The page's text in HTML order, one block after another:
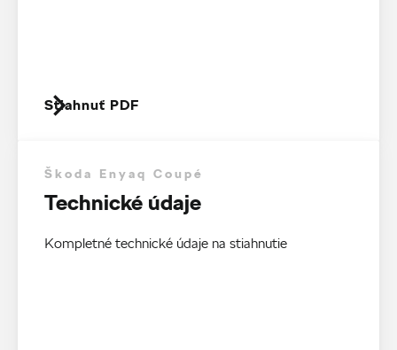
Stiahnuť PDF
Škoda Enyaq Coupé
Technické údaje
Kompletné technické údaje na stiahnutie